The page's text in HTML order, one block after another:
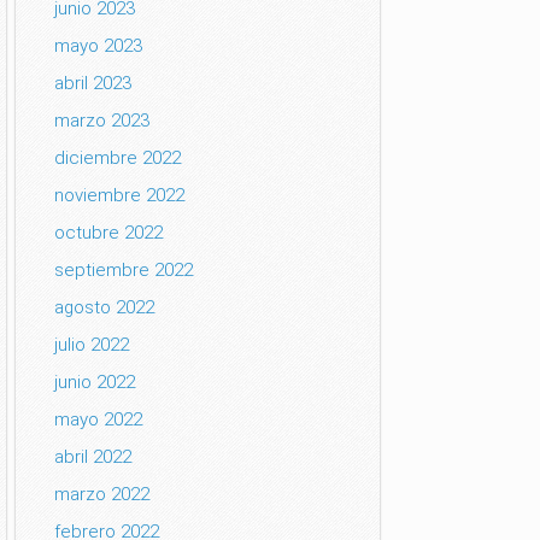
junio 2023
mayo 2023
abril 2023
marzo 2023
diciembre 2022
noviembre 2022
octubre 2022
septiembre 2022
agosto 2022
julio 2022
junio 2022
mayo 2022
abril 2022
marzo 2022
febrero 2022